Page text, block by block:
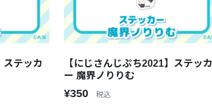
ステッカ
【にじさんじぷち2021】ステッカ
ー 魔界ノりりむ
¥350 税込